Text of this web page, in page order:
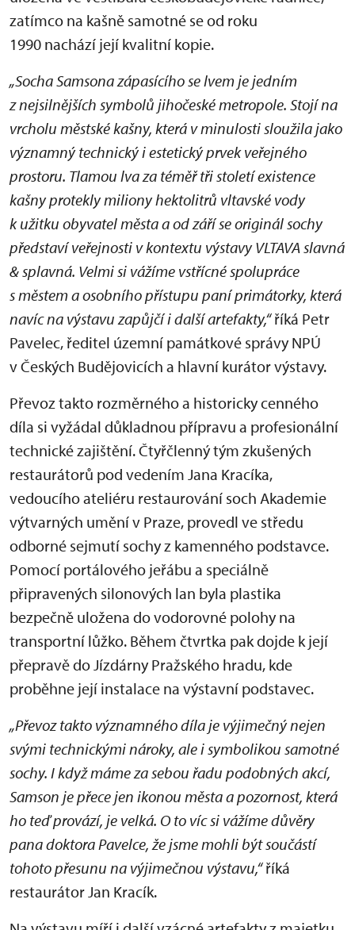
zatímco na kašně samotné se od roku
1990 nachází její kvalitní kopie.
„Socha Samsona zápasícího se lvem je jedním
z nejsilnějších symbolů jihočeské metropole. Stojí na
vrcholu městské kašny, která v minulosti sloužila jako
významný technický i estetický prvek veřejného
prostoru. Tlamou lva za téměř tři století existence
kašny protekly miliony hektolitrů vltavské vody
k užitku obyvatel města a od září se originál sochy
představí veřejnosti v kontextu výstavy VLTAVA slavná
& splavná. Velmi si vážíme vstřícné spolupráce
s městem a osobního přístupu paní primátorky, která
navíc na výstavu zapůjčí i další artefakty,“říká Petr
Pavelec, ředitel územní památkové správy NPÚ
v Českých Budějovicích a hlavní kurátor výstavy.
Převoz takto rozměrného a historicky cenného
díla si vyžádal důkladnou přípravu a profesionální
technické zajištění. Čtyřčlenný tým zkušených
restaurátorů pod vedením Jana Kracíka,
vedoucího ateliéru restaurování soch Akademie
výtvarných umění v Praze, provedl ve středu
odborné sejmutí sochy z kamenného podstavce.
Pomocí portálového jeřábu a speciálně
připravených silonových lan byla plastika
bezpečně uložena do vodorovné polohy na
transportní lůžko. Během čtvrtka pak dojde k její
přepravě do Jízdárny Pražského hradu, kde
proběhne její instalace na výstavní podstavec.
„Převoz takto významného díla je výjimečný nejen
svými technickými nároky, ale i symbolikou samotné
sochy. I když máme za sebou řadu podobných akcí,
Samson je přece jen ikonou města a pozornost, která
ho teď provází, je velká. O to víc si vážíme důvěry
pana doktora Pavelce, že jsme mohli být součástí
tohoto přesunu na výjimečnou výstavu,“říká
restaurátor Jan Kracík.